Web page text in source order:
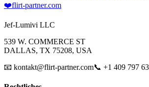
❤️flirt-partner.com
Jef-Lumivi LLC
539 W. COMMERCE ST
DALLAS, TX 75208, USA
📧 kontakt@flirt-partner.com📞 +1 409 797